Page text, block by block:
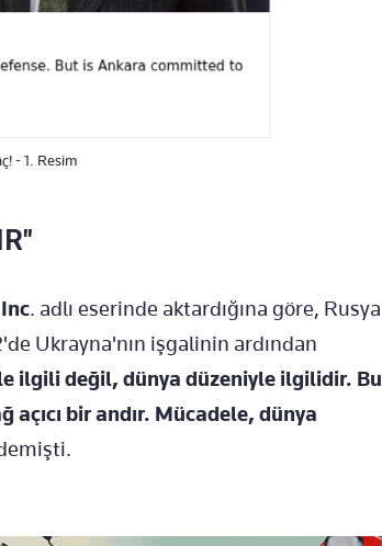
- 1. Resim
. adlı eserinde aktardığına göre, Rusya
Ukrayna'nın işgalinin ardından
ilgili değil, dünya düzeniyle ilgilidir. Bu
bir andır. Mücadele, dünya